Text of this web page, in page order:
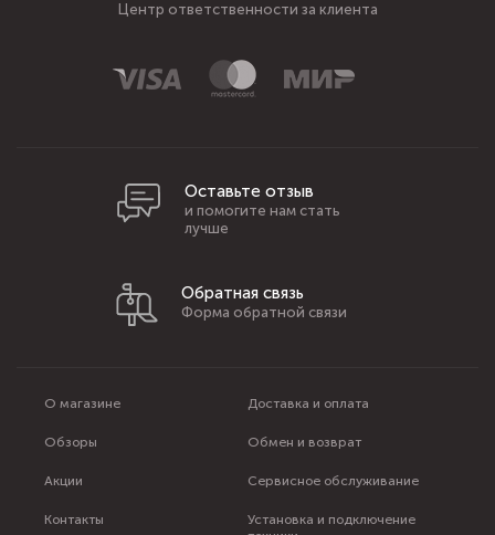
Центр ответственности за клиента
О магазине Доставка и оплата
Обзоры Обмен и возврат
Акции Сервисное обслуживание
Контакты
Установка и подключение
Оставьте отзыв
и помогите нам стать
лучше
Обратная связь
Форма обратной связи